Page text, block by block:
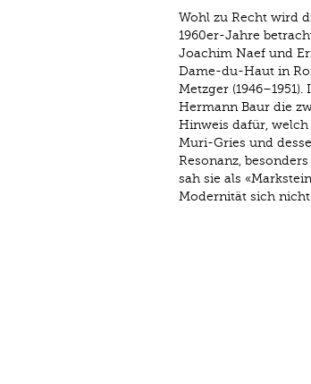
Wohl zu Recht wird
1960er-Jahre
Joachim Naef und
Dame-du-Haut in
Metzger
Hermann Baur die
Hinweis dafür,
Muri-Gries und
Resonanz,
sah sie als
Modernität sich nicht